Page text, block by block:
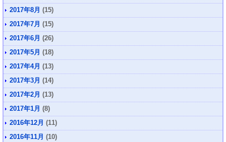
2017年8月 (15)
2017年7月 (15)
2017年6月 (26)
2017年5月 (18)
2017年4月 (13)
2017年3月 (14)
2017年2月 (13)
2017年1月 (8)
2016年12月 (11)
2016年11月 (10)